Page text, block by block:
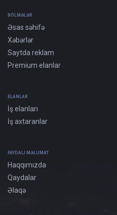
BÖLMƏLƏR
Əsas səhifə
Xəbərlər
Saytda reklam
Premium elanlar
ELANLAR
İş elanları
İş axtaranlar
FAYDALI MƏLUMAT
Haqqımızda
Qaydalar
Əlaqə